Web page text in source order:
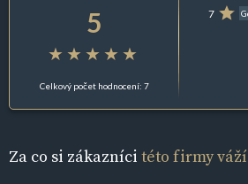
5
Celkový počet hodnocení: 7
7
Za co si zákazníci této firmy váží